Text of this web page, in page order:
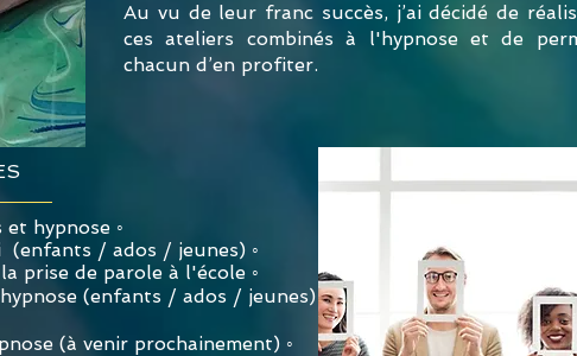
Au vu de leur franc succès, j’ai décidé de
ces ateliers combinés à l'hypnose et de
chacun d’en profiter.
hypnose ◦
(enfants / ados / jeunes) ◦
prise de parole à l'école ◦
(enfants / ados / jeunes)
(à venir prochainement) ◦